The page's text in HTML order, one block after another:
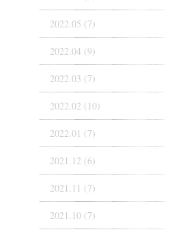
2022.05 (7)
2022.04 (9)
2022.03 (7)
2022.02 (10)
2022.01 (7)
2021.12 (6)
2021.11 (7)
2021.10 (7)